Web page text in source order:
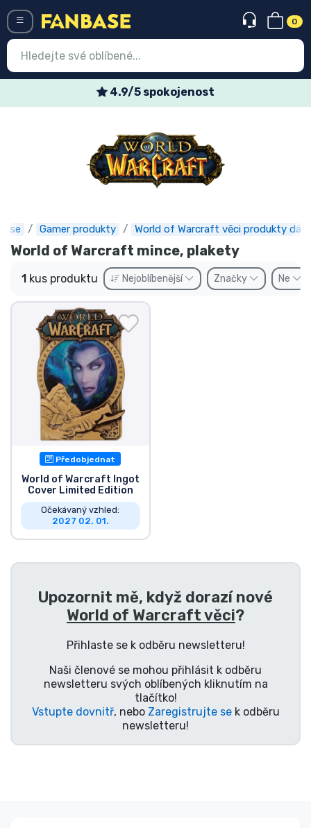
0
4.9/5 spokojenost
Gamer produkty World of Warcraft věci produkty
World of Warcraft mince, plakety
1 kus produktu Nejoblíbenější Značky Ne
Předobjednat
World of Warcraft Ingot
Cover Limited Edition
Očekávaný vzhled:
2027 02. 01.
Upozornit mě, když dorazí nové
World of Warcraft věci?
Přihlaste se k odběru newsletteru!
Naši členové se mohou přihlásit k odběru
newsletteru svých oblíbených kliknutím na
tlačítko!
Vstupte dovnitř, nebo Zaregistrujte sek odběru
newsletteru!
Nejnovější věci
Expresní doručení
Předobjednat
Outlet produkty
Doprava a platba
Seriálové věci
Filmové věci
Úžasné věci
Anime věci
Hráčské věci
Hudební věci
Typy produktů
Značky